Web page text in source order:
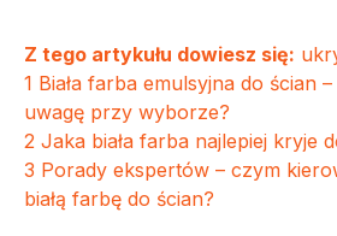
Z tego artykułu dowiesz się:
1 Biała farba emulsyjna do ścian
uwagę przy wyborze?
2 Jaka biała farba najlepiej kryje
3 Porady ekspertów – czym
białą farbę do ścian?